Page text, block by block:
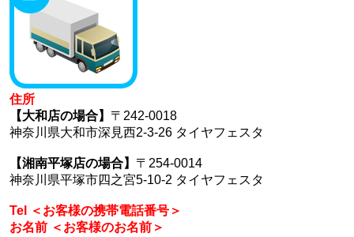
住所
【大和店の場合】 〒242-0018
神奈川県大和市深見西2-3-26 タイヤフェスタ
【湘南平塚店の場合】 〒254-0014
神奈川県平塚市四之宮5-10-2 タイヤフェスタ
Tel ＜お客様の携帯電話番号＞
お名前 ＜お客様のお名前＞